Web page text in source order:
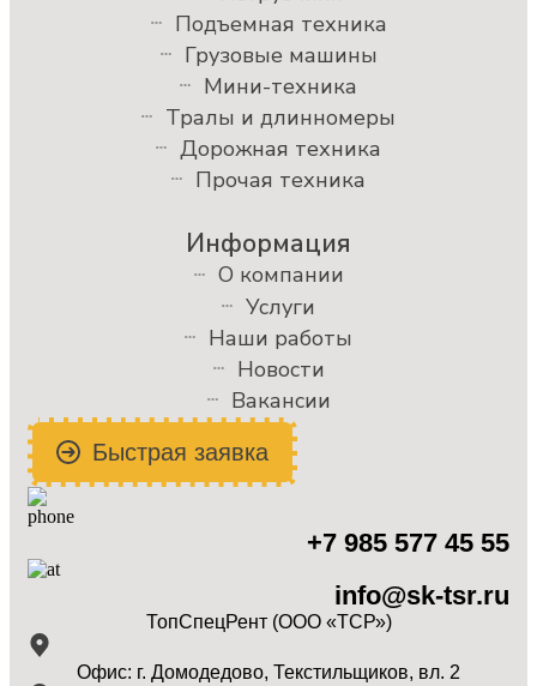
Подъемная техника
Грузовые машины
Мини-техника
Тралы и длинномеры
Дорожная техника
Прочая техника
Информация
О компании
Услуги
Наши работы
Новости
Вакансии
Быстрая заявка
+7 985 577 45 55
info@sk-tsr.ru
ТопСпецРент (ООО «ТСР»)
Офис: г. Домодедово, Текстильщиков, вл. 2